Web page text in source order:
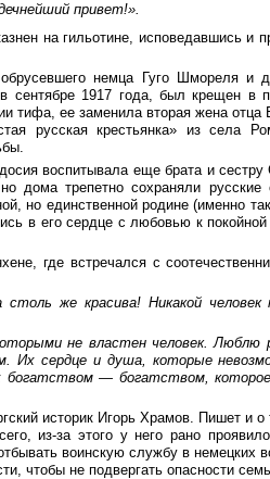
привет!».
на гильотине, исповедавшись и
немца Гуго Шмореля и
сентябре 1917 года, был крещен в
тифа, ее заменила вторая жена отца
русская крестьянка» из села
воспитывала еще брата и
дома трепетно сохраняли русские
но единственной родине (именно
в его сердце с любовью к
где встречался с
же красива! Никакой
не властен человек. Люблю
Их сердце и душа, которые
— богатством, которое
историк Игорь Храмов. Пишет и
из-за этого у него рано
воинскую службу в немецких
чтобы не подвергать опасности